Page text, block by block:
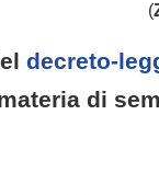
(
decreto-
di